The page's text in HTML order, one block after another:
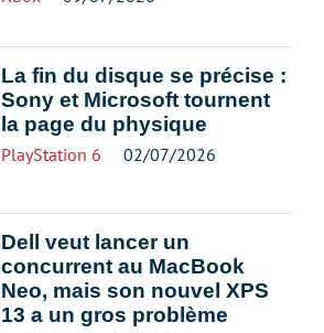
La fin du disque se précise :
Sony et Microsoft tournent
la page du physique
PlayStation 6 02/07/2026
Dell veut lancer un
concurrent au MacBook
Neo, mais son nouvel XPS
13 a un gros problème